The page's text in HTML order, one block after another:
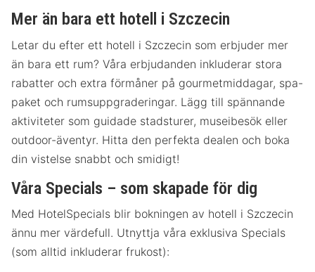
Mer än bara ett hotell i Szczecin
Letar du efter ett hotell i Szczecin som erbjuder mer
än bara ett rum? Våra erbjudanden inkluderar stora
rabatter och extra förmåner på gourmetmiddagar, spa-
paket och rumsuppgraderingar. Lägg till spännande
aktiviteter som guidade stadsturer, museibesök eller
outdoor-äventyr. Hitta den perfekta dealen och boka
din vistelse snabbt och smidigt!
Våra Specials – som skapade för dig
Med HotelSpecials blir bokningen av hotell i Szczecin
ännu mer värdefull. Utnyttja våra exklusiva Specials
(som alltid inkluderar frukost):